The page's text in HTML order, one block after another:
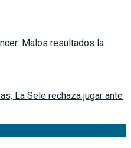
Malos resultados la
La Sele rechaza jugar ante